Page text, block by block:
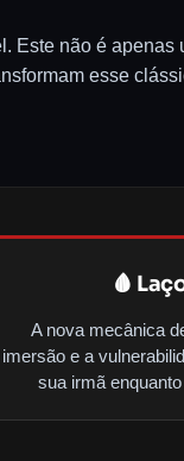
Este não é apenas
esse
🩸
A nova mecânica
imersão e a
sua irmã